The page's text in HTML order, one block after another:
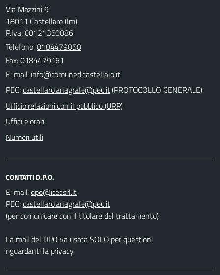
Via Mazzini 9
18011 Castellaro (Im)
P.Iva: 00121350086
Telefono:0184479050
Fax: 0184479161
E-mail:
PEC:
(PROTOCOLLO GENERALE)
Ufficio relazioni con il pubblico (URP)
Uffici e orari
Numeri utili
CONTATTI D.P.O.
E-mail:
PEC:
(per comunicare con il titolare del trattamento)
La mail del DPO va usata SOLO per questioni
riguardanti la privacy